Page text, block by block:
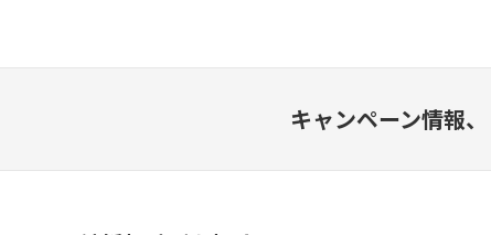
キャンペーン情報、